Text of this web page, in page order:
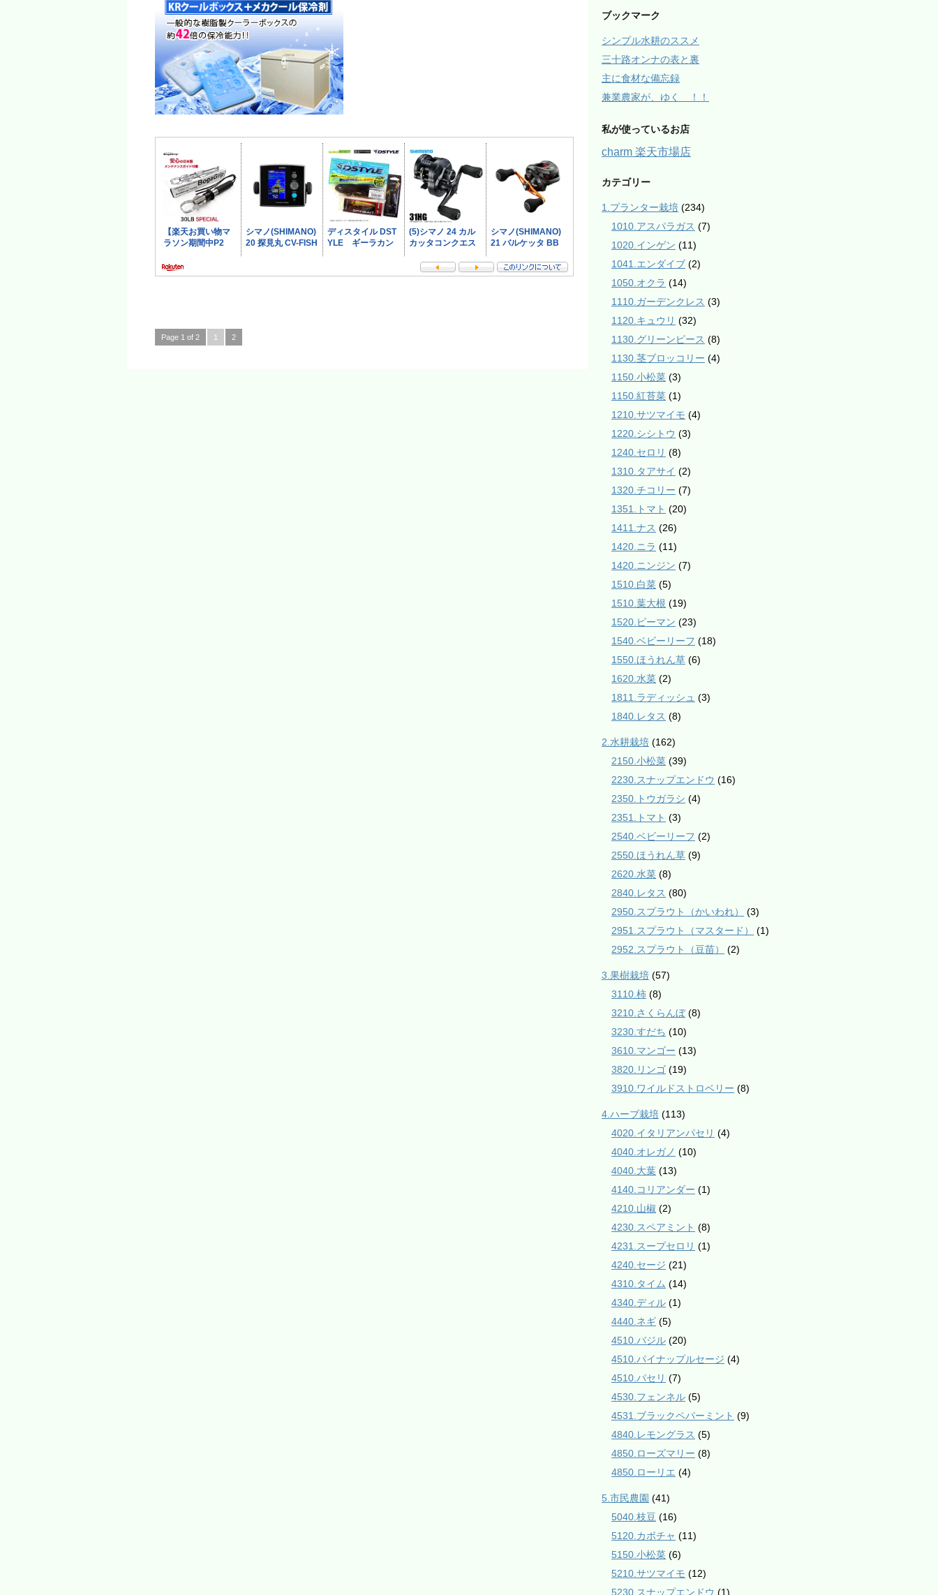
Page 1 of 2 1 2
ブックマーク
シンプル水耕のススメ
三十路オンナの表と裏
主に食材な備忘録
兼業農家が、ゆく ！！
私が使っているお店
charm 楽天市場店
カテゴリー
1.プランター栽培 (234)
1010.アスパラガス (7)
1020.インゲン (11)
1041.エンダイブ (2)
1050.オクラ (14)
1110.ガーデンクレス (3)
1120.キュウリ (32)
1130.グリーンピース (8)
1130.茎ブロッコリー (4)
1150.小松菜 (3)
1150.紅苔菜 (1)
1210.サツマイモ (4)
1220.シシトウ (3)
1240.セロリ (8)
1310.タアサイ (2)
1320.チコリー (7)
1351.トマト (20)
1411.ナス (26)
1420.ニラ (11)
1420.ニンジン (7)
1510.白菜 (5)
1510.葉大根 (19)
1520.ピーマン (23)
1540.ベビーリーフ (18)
1550.ほうれん草 (6)
1620.水菜 (2)
1811.ラディッシュ (3)
1840.レタス (8)
2.水耕栽培 (162)
2150.小松菜 (39)
2230.スナップエンドウ (16)
2350.トウガラシ (4)
2351.トマト (3)
2540.ベビーリーフ (2)
2550.ほうれん草 (9)
2620.水菜 (8)
2840.レタス (80)
2950.スプラウト（かいわれ）
(3)
2951.スプラウト（マスタード）
(1)
2952.スプラウト（豆苗）
(2)
3.果樹栽培 (57)
3110.柿 (8)
3210.さくらんぼ(8)
3230.すだち (10)
3610.マンゴー (13)
3820.リンゴ (19)
3910.ワイルドストロベリー (8)
4.ハーブ栽培 (113)
4020.イタリアンパセリ (4)
4040.オレガノ (10)
4040.大葉 (13)
4140.コリアンダー (1)
4210.山椒 (2)
4230.スペアミント (8)
4231.スープセロリ (1)
4240.セージ (21)
4310.タイム (14)
4340.ディル (1)
4440.ネギ (5)
4510.バジル (20)
4510.パイナップルセージ (4)
4510.パセリ (7)
4530.フェンネル (5)
4531.ブラックペパーミント (9)
4840.レモングラス (5)
4850.ローズマリー (8)
4850.ローリエ (4)
5.市民農園 (41)
5040.枝豆 (16)
5120.カボチャ (11)
5150.小松菜 (6)
5210.サツマイモ (12)
5230.スナップエンドウ (1)